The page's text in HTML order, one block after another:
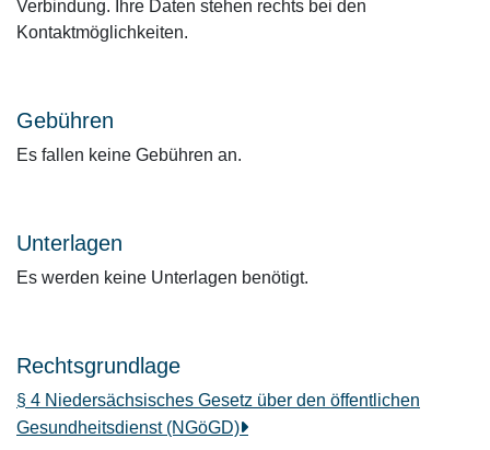
Verbindung. Ihre Daten stehen rechts bei den
Kontaktmöglichkeiten.
Gebühren
Es fallen keine Gebühren an.
Unterlagen
Es werden keine Unterlagen benötigt.
Rechtsgrundlage
§ 4 Niedersächsisches Gesetz über den öffentlichen
Gesundheitsdienst (NGöGD)